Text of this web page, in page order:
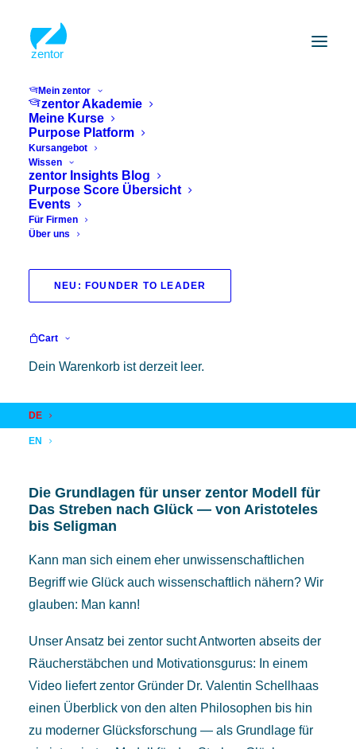
Mein zentor
zentor Akademie
Meine Kurse
Purpose Platform
Kursangebot
Wissen
zentor Insights Blog
Purpose Score Übersicht
Events
Für Firmen
Über uns
NEU: FOUNDER TO LEADER
Cart
Dein Warenkorb ist derzeit leer.
DE
EN
Glück zusammen?
17. APRIL 2019 | IN AKADEMIE,RESEARCH
Die Grundlagen für unser zentor Modell für
Das Streben nach Glück — von Aristoteles
bis Seligman
Kann man sich einem eher unwissenschaftlichen
Begriff wie Glück auch wissenschaftlich nähern? Wir
glauben: Man kann!
Unser Ansatz bei zentor sucht Antworten abseits der
Räucherstäbchen und Motivationsgurus: In einem
Video liefert zentor Gründer Dr. Valentin Schellhaas
einen Überblick von den alten Philosophen bis hin
zu moderner Glücksforschung — als Grundlage für